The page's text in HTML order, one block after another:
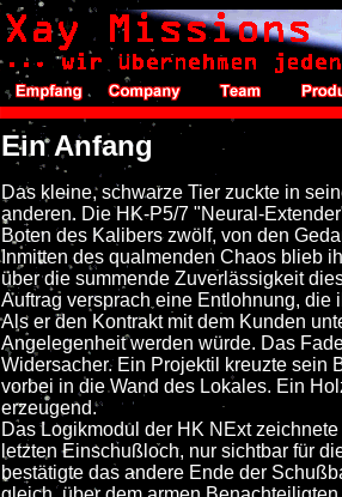
Ein Anfang
Das kleine, schwarze Tier zuckte in
anderen. Die HK-P5/7 "Neural-
Boten des Kalibers zwölf, von den
Inmitten des qualmenden Chaos blieb
über die summende Zuverlässigkeit
Auftrag versprach eine Entlohnung,
Als er den Kontrakt mit dem Kunden
Angelegenheit werden würde. Das
Widersacher. Ein Projektil kreuzte sein
vorbei in die Wand des Lokales. Ein
erzeugend.
Das Logikmodul der HK NExt
letzten Einschußloch, nur sichtbar für
bestätigte das andere Ende der